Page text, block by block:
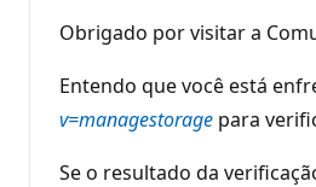
Obrigado por visitar a
Entendo que você está
v=managestorage para
Se o resultado da